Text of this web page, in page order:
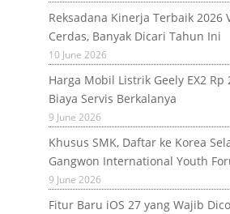
Reksadana Kinerja Terbaik 2026
Cerdas, Banyak Dicari Tahun Ini
10 June 2026
Harga Mobil Listrik Geely EX2 Rp
Biaya Servis Berkalanya
9 June 2026
Khusus SMK, Daftar ke Korea
Gangwon International Youth
9 June 2026
Fitur Baru iOS 27 yang Wajib